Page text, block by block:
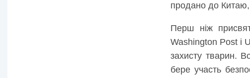
продано до Китаю,
Перш ніж
Washington Post і
захисту тварин.
бере участь